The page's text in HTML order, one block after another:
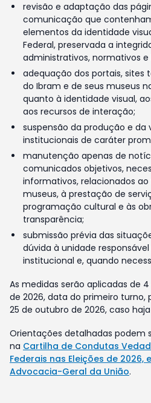
revisão e adaptação das
comunicação que
elementos da identidade
Federal, preservada a
administrativos, normativos e
adequação dos portais, sites
do Ibram e de seus museus
quanto à identidade visual,
aos recursos de interação;
suspensão da produção e
institucionais de caráter
manutenção apenas de
comunicados objetivos,
informativos, relacionados
museus, à prestação de
programação cultural e às
transparência;
submissão prévia das
dúvida à unidade
institucional e, quando
As medidas serão aplicadas de
de 2026, data do primeiro
25 de outubro de 2026, caso
Orientações detalhadas podem
na Cartilha de Condutas
Federais nas Eleições de
Advocacia-Geral da União.